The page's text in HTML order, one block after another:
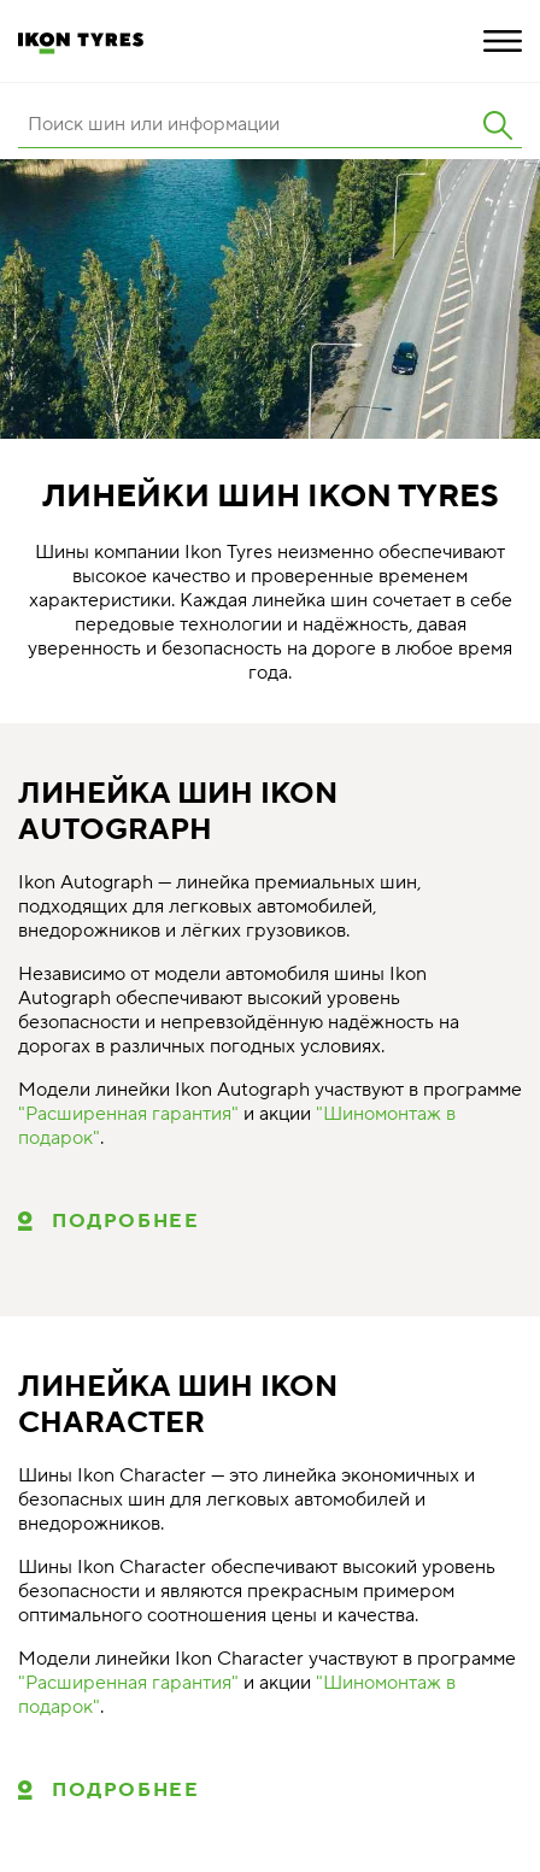
ШИНЫ
ИННОВАЦИИ
РАСШИРЕННАЯ ГАРАНТИЯ
О КОМПАНИИ
ПОКУПКА И АКЦИИ
ЛИНЕЙКИ ШИН IKON TYRES
Шины компании Ikon Tyres неизменно обеспечивают
высокое качество и проверенные временем
характеристики. Каждая линейка шин сочетает в себе
передовые технологии и надёжность, давая
уверенность и безопасность на дороге в любое время
года.
ЛИНЕЙКА ШИН IKON
AUTOGRAPH
Ikon Autograph — линейка премиальных шин,
подходящих для легковых автомобилей,
внедорожников и лёгких грузовиков.
Независимо от модели автомобиля шины Ikon
Autograph обеспечивают высокий уровень
безопасности и непревзойдённую надёжность на
дорогах в различных погодных условиях.
Модели линейки Ikon Autograph участвуют в программе
"Расширенная гарантия" и акции "Шиномонтаж в
подарок".
ПОДРОБНЕЕ
ЛИНЕЙКА ШИН IKON
CHARACTER
Шины Ikon Character — это линейка экономичных и
безопасных шин для легковых автомобилей и
внедорожников.
Шины Ikon Character обеспечивают высокий уровень
безопасности и являются прекрасным примером
оптимального соотношения цены и качества.
Модели линейки Ikon Character участвуют в программе
"Расширенная гарантия" и акции "Шиномонтаж в
подарок".
ПОДРОБНЕЕ